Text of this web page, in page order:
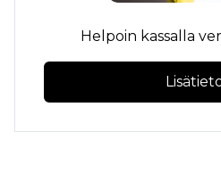
Helpoin kassalla